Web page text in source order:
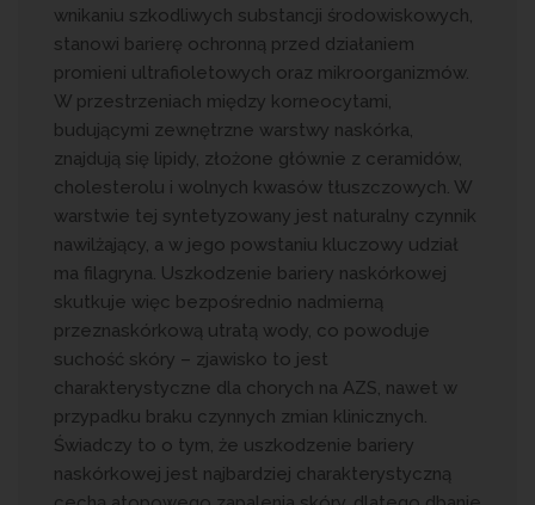
wnikaniu szkodliwych substancji środowiskowych,
stanowi barierę ochronną przed działaniem
promieni ultrafioletowych oraz mikroorganizmów.
W przestrzeniach między korneocytami,
budującymi zewnętrzne warstwy naskórka,
znajdują się lipidy, złożone głównie z ceramidów,
cholesterolu i wolnych kwasów tłuszczowych. W
warstwie tej syntetyzowany jest naturalny czynnik
nawilżający, a w jego powstaniu kluczowy udział
ma filagryna. Uszkodzenie bariery naskórkowej
skutkuje więc bezpośrednio nadmierną
przeznaskórkową utratą wody, co powoduje
suchość skóry – zjawisko to jest
charakterystyczne dla chorych na AZS, nawet w
przypadku braku czynnych zmian klinicznych.
Świadczy to o tym, że uszkodzenie bariery
naskórkowej jest najbardziej charakterystyczną